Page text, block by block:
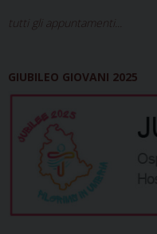
tutti gli appuntamenti...
GIUBILEO GIOVANI 2025